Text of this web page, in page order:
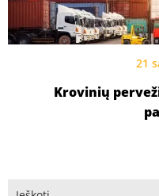
21
Krovinių
Ieškoti: